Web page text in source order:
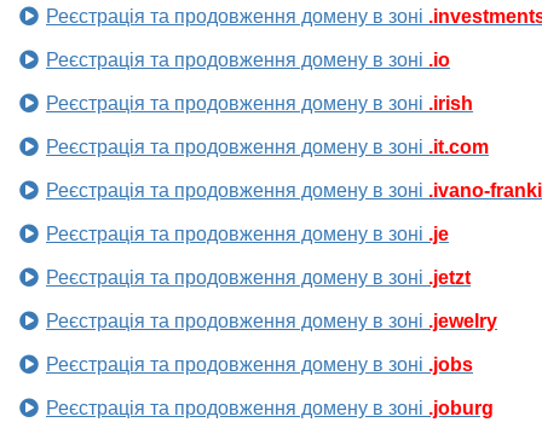
Реєстрація та продовження домену в зоні
Реєстрація та продовження домену в зоні .io
Реєстрація та продовження домену в зоні .irish
Реєстрація та продовження домену в зоні .it.com
Реєстрація та продовження домену в зоні .ivano-
Реєстрація та продовження домену в зоні .je
Реєстрація та продовження домену в зоні .jetzt
Реєстрація та продовження домену в зоні .jewelry
Реєстрація та продовження домену в зоні .jobs
Реєстрація та продовження домену в зоні .joburg